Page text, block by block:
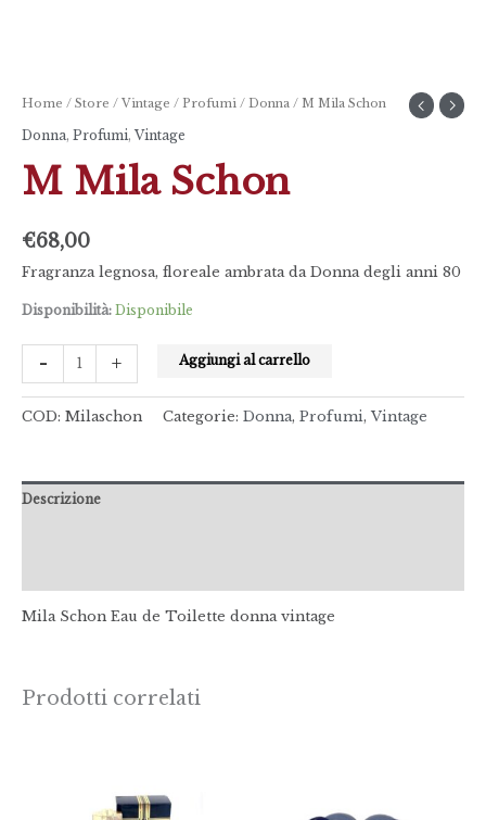
Home / Store / Vintage / Profumi / Donna / M Mila Schon
Donna, Profumi, Vintage
M Mila Schon
€68,00
Fragranza legnosa, floreale ambrata da Donna degli anni 80
Disponibilità: Disponibile
- + Aggiungi al carrello
COD: Milaschon Categorie: Donna, Profumi, Vintage
Descrizione
Mila Schon Eau de Toilette donna vintage
Prodotti correlati